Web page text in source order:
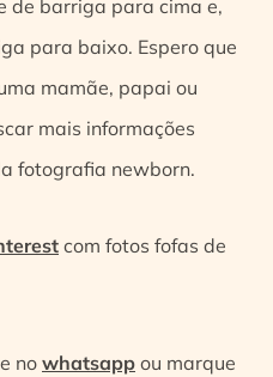
de barriga para cima e,
para baixo. Espero que
mamãe, papai ou
mais informações
fotografia newborn.
com fotos fofas de
nowhatsapp ou marque